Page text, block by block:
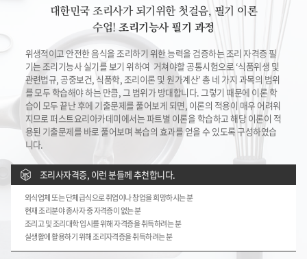
대한민국 조리사가 되기위한 첫걸음, 필기 이론
수업!조리기능사 필기 과정
위생적이고 안전한 음식을 조리하기 위한 능력을 검증하는 조리 자격증 필
기는 조리기능사 실기를 보기 위하여 거쳐야할 공통시험으로 ‘식품위생 및
관련법규, 공중보건, 식품학, 조리이론 및 원가계산’ 총 네 가지 과목의 범위
를 모두학습해야 하는 만큼, 그 범위가 방대합니다. 그렇기 때문에 이론 학
습이 모두 끝난 후에 기출문제를 풀어보게 되면, 이론의 적용이 매우 어려워
지므로 퍼스트요리아카데미에서는 파트별 이론을 학습하고 해당 이론이 적
용된 기출문제를 바로 풀어보며 복습의 효과를 얻을 수 있도록 구성하였습
니다.
조리사자격증, 이런 분들께 추천합니다.
외식업체 또는 단체급식으로 취업이나 창업을 희망하시는 분
현재 조리분야 종사자 중 자격증이 없는 분
조리고 및 조리대학 입시를 위해 자격증을 취득하려는 분
실생활에 활용하기 위해 조리자격증을 취득하려는 분